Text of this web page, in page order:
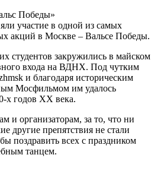
Победы»
участие в одной из самых
акций в Москве – Вальсе Победы.
студентов закружились в майском
входа на ВДНХ. Под чутким
и благодаря историческим
Мосфильмом им удалось
х годов XX века.
и организаторам, за то, что ни
другие препятствия не стали
поздравить всех с праздником
танцем.